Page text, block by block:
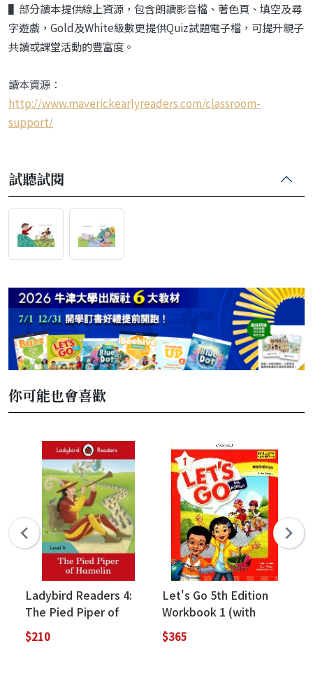
▌ 部分讀本提供線上資源，包含朗讀影音檔、 著色頁、填空及尋
字遊戲， Gold及White級數更提供Quiz試題電子檔，可提升親子
共讀或課堂活動的豐富度。
讀本資源：
http://www.maverickearlyreaders.com/classroom-
support/
試聽試閱
你可能也會喜歡
Ladybird Readers 4:
The Pied Piper of
Hamelin
$210
Let's Go 5th Edition
Workbook 1 (with
Online Practice)
$365